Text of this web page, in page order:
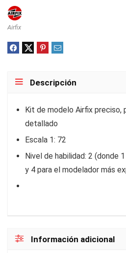
Airfix
Descripción
Kit de modelo Airfix preciso,
detallado
Escala 1: 72
Nivel de habilidad: 2 (donde
y 4 para el modelador más
Información adicional